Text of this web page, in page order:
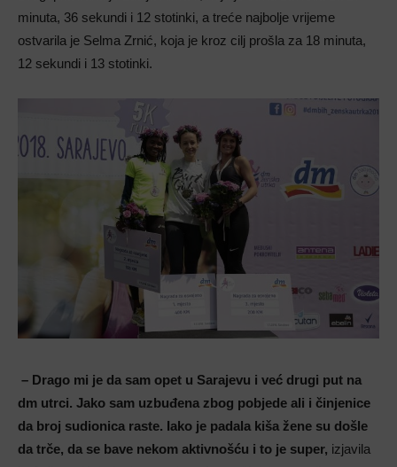
minuta, 36 sekundi i 12 stotinki, a treće najbolje vrijeme
ostvarila je Selma Zrnić, koja je kroz cilj prošla za 18 minuta,
12 sekundi i 13 stotinki.
– Drago mi je da sam opet u Sarajevu i već drugi put na
dm utrci. Jako sam uzbuđena zbog pobjede ali i činjenice
da broj sudionica raste. Iako je padala kiša žene su došle
da trče, da se bave nekom aktivnošću i to je super, izjavila